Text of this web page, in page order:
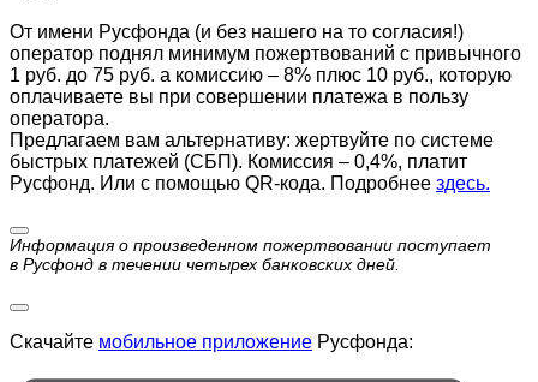
От имени Русфонда (и без нашего на то согласия!)
оператор поднял минимум пожертвований с привычного
1 руб. до 75 руб. а комиссию – 8% плюс 10 руб., которую
оплачиваете вы при совершении платежа в пользу
оператора.
Предлагаем вам альтернативу: жертвуйте по cистеме
быстрых платежей (СБП). Комиссия – 0,4%, платит
Русфонд. Или с помощью QR-кода. Подробнее здесь.
Информация о произведенном пожертвовании поступает
в Русфонд в течении четырех банковских дней.
Скачайте мобильное приложение Русфонда: